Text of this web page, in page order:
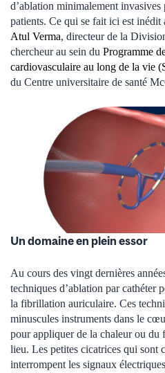
d’ablation minimalement invasives
patients. Ce qui se fait ici est
Atul Verma, directeur de la
chercheur au sein du Programme
cardiovasculaire au long de la vie
du Centre universitaire de santé
Un domaine en plein essor
Au cours des vingt dernières
techniques d’ablation par cathéter
la fibrillation auriculaire. Ces
minuscules instruments dans le
pour appliquer de la chaleur ou du
lieu. Les petites cicatrices qui sont
interrompent les signaux